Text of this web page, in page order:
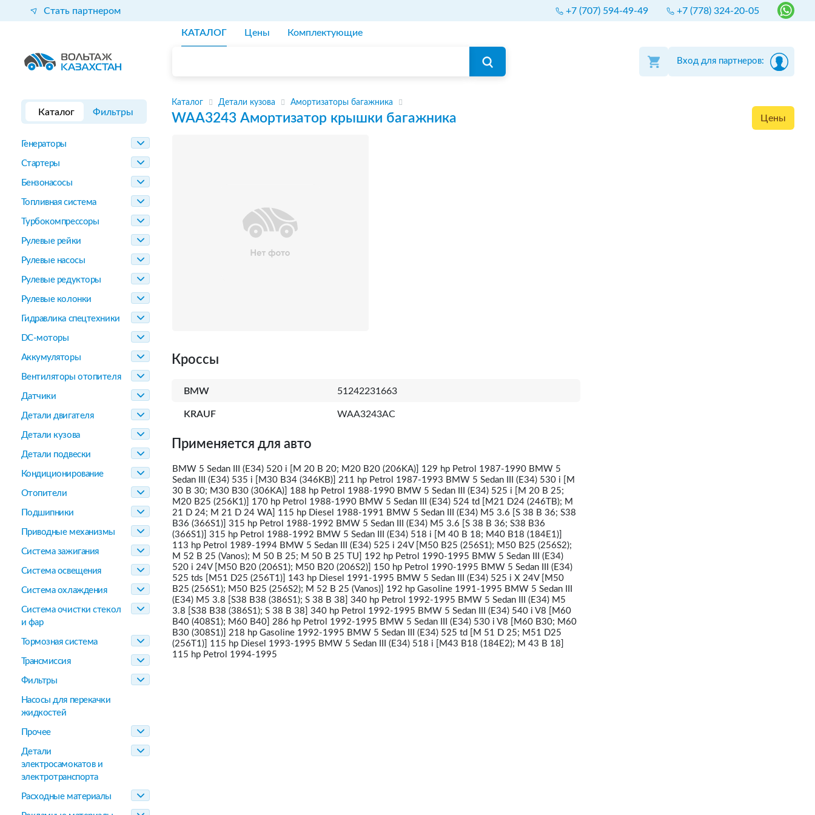
Стать партнером +7 (707) 594-49-49 +7 (778) 324-20-05
КАТАЛОГ Цены Комплектующие
Вход для партнеров:
Каталог Фильтры
Генераторы
Стартеры
Бензонасосы
Топливная система
Турбокомпрессоры
Рулевые рейки
Рулевые насосы
Рулевые редукторы
Рулевые колонки
Гидравлика спецтехники
DC-моторы
Аккумуляторы
Вентиляторы отопителя
Датчики
Детали двигателя
Детали кузова
Детали подвески
Кондиционирование
Отопители
Подшипники
Приводные механизмы
Система зажигания
Система освещения
Система охлаждения
Система очистки стекол
и фар
Тормозная система
Трансмиссия
Фильтры
Насосы для перекачки
жидкостей
Прочее
Детали
электросамокатов и
электротранспорта
Расходные материалы
Каталог Детали кузова Амортизаторы багажника
WAA3243 Амортизатор крышки багажника Цены
Кроссы
BMW 51242231663
KRAUF WAA3243AC
Применяется для авто
BMW 5 Sedan III (E34) 520 i [M 20 B 20; M20 B20 (206KA)] 129 hp Petrol 1987-1990 BMW 5
Sedan III (E34) 535 i [M30 B34 (346KB)] 211 hp Petrol 1987-1993 BMW 5 Sedan III (E34) 530 i [M
30 B 30; M30 B30 (306KA)] 188 hp Petrol 1988-1990 BMW 5 Sedan III (E34) 525 i [M 20 B 25;
M20 B25 (256K1)] 170 hp Petrol 1988-1990 BMW 5 Sedan III (E34) 524 td [M21 D24 (246TB); M
21 D 24; M 21 D 24 WA] 115 hp Diesel 1988-1991 BMW 5 Sedan III (E34) M5 3.6 [S 38 B 36; S38
B36 (366S1)] 315 hp Petrol 1988-1992 BMW 5 Sedan III (E34) M5 3.6 [S 38 B 36; S38 B36
(366S1)] 315 hp Petrol 1988-1992 BMW 5 Sedan III (E34) 518 i [M 40 B 18; M40 B18 (184E1)]
113 hp Petrol 1989-1994 BMW 5 Sedan III (E34) 525 i 24V [M50 B25 (256S1); M50 B25 (256S2);
M 52 B 25 (Vanos); M 50 B 25; M 50 B 25 TU] 192 hp Petrol 1990-1995 BMW 5 Sedan III (E34)
520 i 24V [M50 B20 (206S1); M50 B20 (206S2)] 150 hp Petrol 1990-1995 BMW 5 Sedan III (E34)
525 tds [M51 D25 (256T1)] 143 hp Diesel 1991-1995 BMW 5 Sedan III (E34) 525 i X 24V [M50
B25 (256S1); M50 B25 (256S2); M 52 B 25 (Vanos)] 192 hp Gasoline 1991-1995 BMW 5 Sedan III
(E34) M5 3.8 [S38 B38 (386S1); S 38 B 38] 340 hp Petrol 1992-1995 BMW 5 Sedan III (E34) M5
3.8 [S38 B38 (386S1); S 38 B 38] 340 hp Petrol 1992-1995 BMW 5 Sedan III (E34) 540 i V8 [M60
B40 (408S1); M60 B40] 286 hp Petrol 1992-1995 BMW 5 Sedan III (E34) 530 i V8 [M60 B30; M60
B30 (308S1)] 218 hp Gasoline 1992-1995 BMW 5 Sedan III (E34) 525 td [M 51 D 25; M51 D25
(256T1)] 115 hp Diesel 1993-1995 BMW 5 Sedan III (E34) 518 i [M43 B18 (184E2); M 43 B 18]
115 hp Petrol 1994-1995